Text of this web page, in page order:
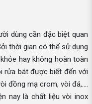
dùng cần đặc biệt quan
thời gian có thể sử dụng
hay không hoàn toàn
rửa bát được biết đến với
đồng mạ crom, vòi đá,....
nay là chất liệu vòi inox